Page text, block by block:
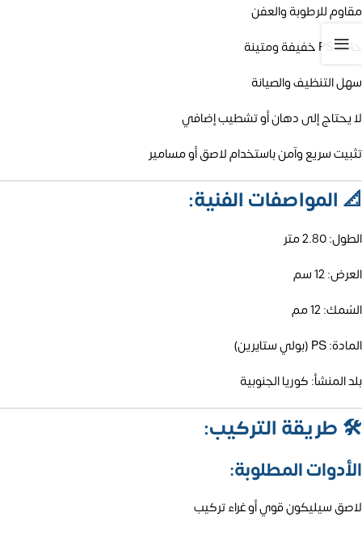
مقاوم للرطوبة والعفن
خامة PS خفيفة ومتينة
سهل التنظيف والصيانة
لا يحتاج إلى دهان أو تشطيب إضافي
تثبيت سريع وآمن باستخدام لاصق أو مسامير
📐 المواصفات الفنية:
الطول: 2.80 متر
العرض: 12 سم
السُمك: 12 مم
المادة: PS (بولي ستايرين)
بلد المنشأ: كوريا الجنوبية
🛠️ طريقة التركيب:
الأدوات المطلوبة:
لاصق سيليكون قوي أو غراء تركيب